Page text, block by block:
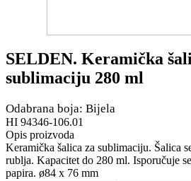
SELDEN. Keramička
sublimaciju 280 ml
Odabrana boja: Bijela
HI 94346-106.01
Opis proizvoda
Keramička šalica za sublimaciju. Šalica
rublja. Kapacitet do 280 ml. Isporučuje
papira. ø84 x 76 mm